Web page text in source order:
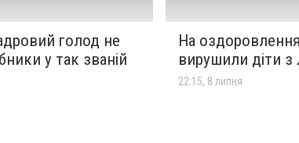
голод не
у так званій
На
вирушили діти
22:15, 8 липня